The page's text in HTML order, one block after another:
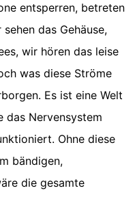
entsperren, betreten
das Gehäuse,
wir hören das leise
was diese Ströme
Es ist eine Welt
das Nervensystem
Ohne diese
bändigen,
die gesamte